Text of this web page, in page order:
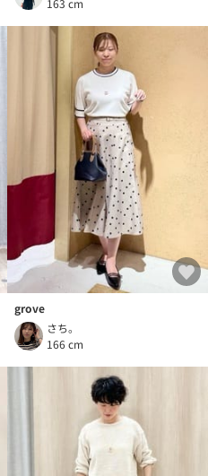
grove
さち。
166 cm